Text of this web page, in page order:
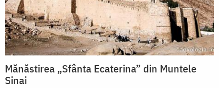
Mănăstirea „Sfânta Ecaterina” din Muntele
Sinai